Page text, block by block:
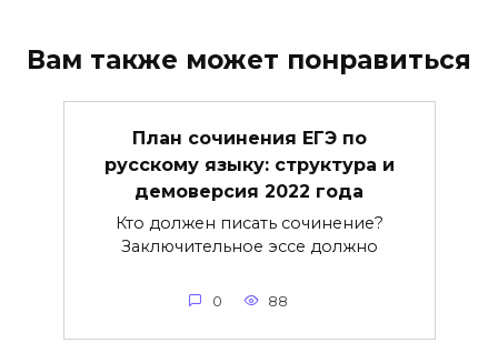
Вам также может понравиться
План сочинения ЕГЭ по
русскому языку: структура и
демоверсия 2022 года
Кто должен писать сочинение?
Заключительное эссе должно
0 88